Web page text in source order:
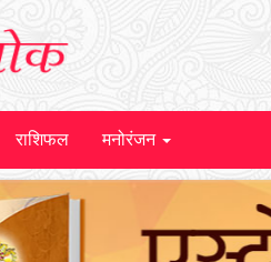
राशिफल मनोरंजन